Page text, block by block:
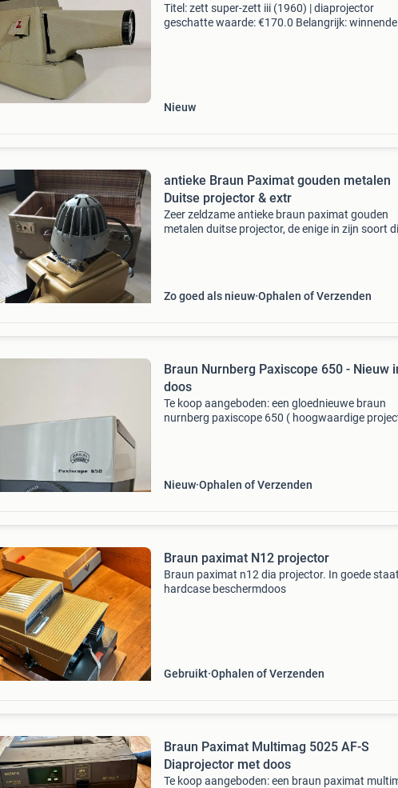
Titel: zett super-zett iii (1960) | diaprojector
geschatte waarde: €170.0 Belangrijk: winnende
Nieuw
antieke Braun Paximat gouden metalen
Duitse projector & extr
Zeer zeldzame antieke braun paximat gouden
metalen duitse projector, de enige in zijn soort
Zo goed als nieuw Ophalen of Verzenden
Braun Nurnberg Paxiscope 650 - Nieuw
doos
Te koop aangeboden: een gloednieuwe braun
nurnberg paxiscope 650 ( hoogwaardige
Nieuw Ophalen of Verzenden
Braun paximat N12 projector
Braun paximat n12 dia projector. In goede
hardcase beschermdoos
Gebruikt Ophalen of Verzenden
Braun Paximat Multimag 5025 AF-S
Diaprojector met doos
Te koop aangeboden: een braun paximat